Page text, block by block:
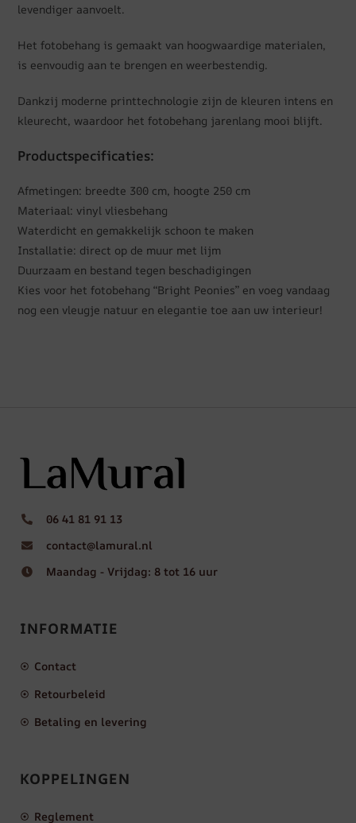
levendiger aanvoelt.
Het fotobehang is gemaakt van hoogwaardige materialen,
is eenvoudig aan te brengen en weerbestendig.
Dankzij moderne printtechnologie zijn de kleuren intens en
kleurecht, waardoor het fotobehang jarenlang mooi blijft.
Productspecificaties:
Afmetingen: breedte 300 cm, hoogte 250 cm
Materiaal: vinyl vliesbehang
Waterdicht en gemakkelijk schoon te maken
Installatie: direct op de muur met lijm
Duurzaam en bestand tegen beschadigingen
Kies voor het fotobehang “Bright Peonies” en voeg vandaag
nog een vleugje natuur en elegantie toe aan uw interieur!
06 41 81 91 13
contact@lamural.nl
Maandag - Vrijdag: 8 tot 16 uur
INFORMATIE
Contact
Retourbeleid
Betaling en levering
KOPPELINGEN
Reglement